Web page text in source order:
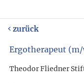
zurück
Ergotherapeut
Theodor Fliedner